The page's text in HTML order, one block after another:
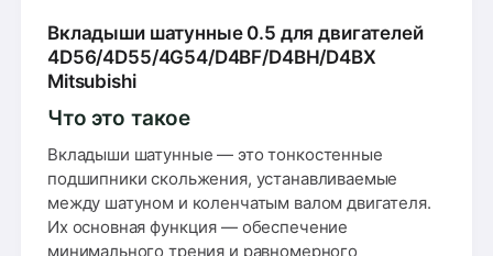
Вкладыши шатунные 0.5 для двигателей
4D56/4D55/4G54/D4BF/D4BH/D4BX
Mitsubishi
Что это такое
Вкладыши шатунные — это тонкостенные
подшипники скольжения, устанавливаемые
между шатуном и коленчатым валом двигателя.
Их основная функция — обеспечение
минимального трения и равномерного